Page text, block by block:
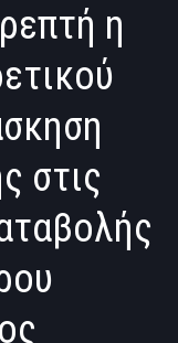
η
στις